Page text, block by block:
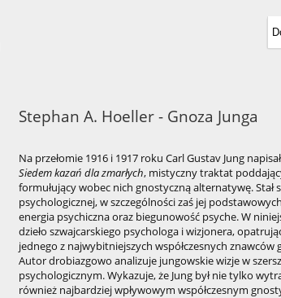
Stephan A. Hoeller - Gnoza Junga
Na przełomie 1916 i 1917 roku Carl Gustav Jung
Siedem kazań dla zmarłych, mistyczny traktat
formułujący wobec nich gnostyczną alternatywę.
psychologicznej, w szczególności zaś jej
energia psychiczna oraz biegunowość psyche. W
dzieło szwajcarskiego psychologa i wizjonera,
jednego z najwybitniejszych współczesnych
Autor drobiazgowo analizuje jungowskie wizje w
psychologicznym. Wykazuje, że Jung był nie tylko
również najbardziej wpływowym współczesnym